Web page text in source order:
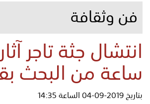
فن وثقافة
ساعة من البحث
بتاريخ 2019-09-04 الساعة 14:35